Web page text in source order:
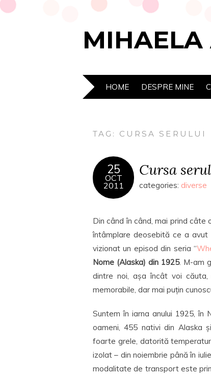
MIHAELA
HOME DESPRE MINE
TAG: CURSA SERULUI
25
OCT
2011
Cursa
categories: diverse
Din când în când, mai prind
întâmplare deosebită ce a
vizionat un episod din seria “
Nome (Alaska) din 1925. M-am
dintre noi, așa încât voi
memorabile, dar mai puțin
Suntem în iarna anului 1925, în
oameni, 455 nativi din Alaska
foarte grele, datorită
izolat – din noiembrie până în
modalitate de transport este